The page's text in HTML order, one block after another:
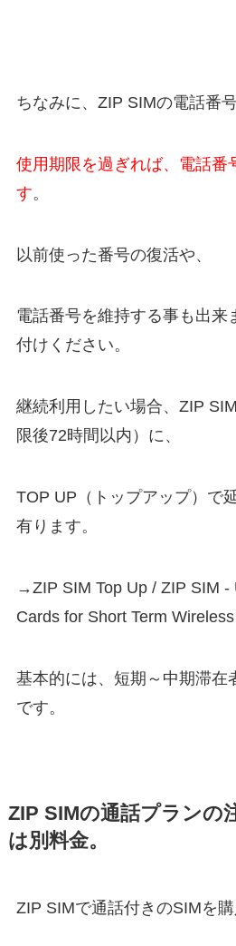
ちなみに、ZIP SIMの電話番
使用期限を過ぎれば、電話番
す。
以前使った番号の復活や、
電話番号を維持する事も出来
付けください。
継続利用したい場合、ZIP
限後72時間以内）に、
TOP UP（トップアップ）で
有ります。
→ZIP SIM Top Up / ZIP SIM -
Cards for Short Term
基本的には、短期～中期滞在
です。
ZIP SIMの通話プランの
は別料金。
ZIP SIMで通話付きのSIMを購